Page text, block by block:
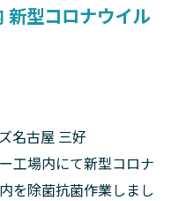
新型コロナウイル
古屋 三好
にて新型コロナ
を除菌抗菌作業しまし